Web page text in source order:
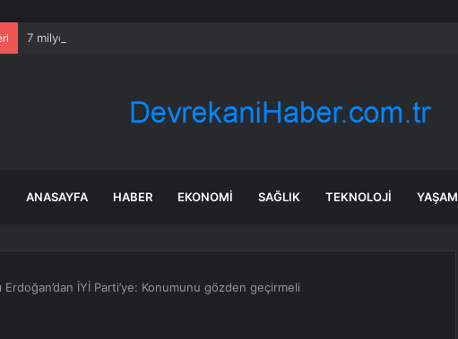
7 milyon yatırımcı borsada yem oldu
ANASAYFA HABER EKONOMI SAĞLIK TEKNOLOJI YAŞAM
Erdoğan’dan İYİ Parti’ye: Konumunu gözden geçirmeli